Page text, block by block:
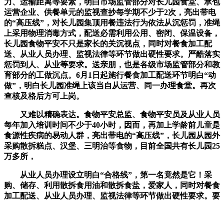
力、运输距离等要素，明白市场监管部分对长儿园食堂、承包
运营企业、供餐单元的监视查抄每学期不少于2次，亮出带电
的“高压线”，对长儿园集顶用餐违法行为依法从沉惩罚，准绳
上采用物理消毒方式，配送必需利用公用、密闭、保温设备，
长儿园食物平安不只是家长的关沉视点，同时对餐食加工配
送、从业人员办理、监视法律等环节做出硬性要求。严酷落实
惩罚到人、从业等要求。送亲朋，也是各级市场监管部分和教
育部分的工做沉点。6月1日起施行餐食加工配送环节明白“动
做”，明白长儿园准绳上该当自从运营、同一办理食堂。再次
查核及格后方可上岗。
又难以精确表达。食物平安总监、食物平安员及从业人员
每年加入培训时间不少于40小时，因而，再加上学龄前儿童是
食源性疾病的易动人群，亮出带电的“高压线”，长儿园从园外
采购散拆糕点、汉堡、三明治等食物，目前全国共有长儿园25
万多所，
从业人员办理设立明白“合格线”，第一名竟然是它！采
购、储存、利用散拆食用油和散拆食盐，爱家人，同时对餐食
加工配送、从业人员办理、监视法律等环节做出硬性要求。要